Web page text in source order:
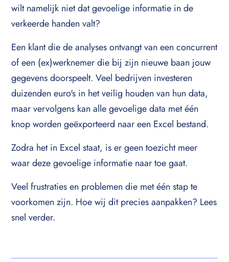
wilt namelijk niet dat gevoelige informatie in de
verkeerde handen valt?
Een klant die de analyses ontvangt van een concurrent
of een (ex)werknemer die bij zijn nieuwe baan jouw
gegevens doorspeelt. Veel bedrijven investeren
duizenden euro's in het veilig houden van hun data,
maar vervolgens kan alle gevoelige data met één
knop worden geëxporteerd naar een Excel bestand.
Zodra het in Excel staat, is er geen toezicht meer
waar deze gevoelige informatie naar toe gaat.
Veel frustraties en problemen die met één stap te
voorkomen zijn. Hoe wij dit precies aanpakken? Lees
snel verder.